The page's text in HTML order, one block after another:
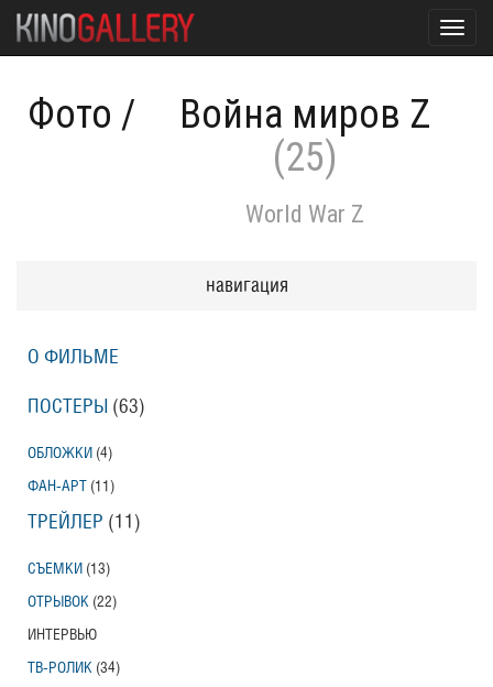
Фото /
Война миров Z
(25)
World War Z
навигация
О ФИЛЬМЕ
ПОСТЕРЫ (63)
ОБЛОЖКИ (4)
ФАН-АРТ (11)
ТРЕЙЛЕР (11)
СЪЕМКИ (13)
ОТРЫВОК (22)
ИНТЕРВЬЮ
ТВ-РОЛИК (34)